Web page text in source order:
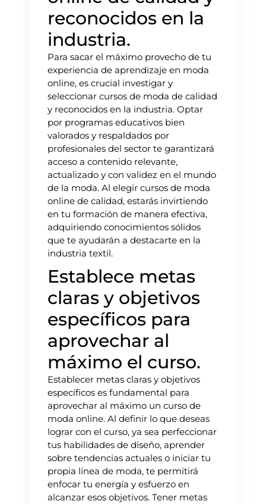
reconocidos en la
industria.
Para sacar el máximo provecho de tu
experiencia de aprendizaje en moda
online, es crucial investigar y
seleccionar cursos de moda de calidad
y reconocidos en la industria. Optar
por programas educativos bien
valorados y respaldados por
profesionales del sector te garantizará
acceso a contenido relevante,
actualizado y con validez en el mundo
de la moda. Al elegir cursos de moda
online de calidad, estarás invirtiendo
en tu formación de manera efectiva,
adquiriendo conocimientos sólidos
que te ayudarán a destacarte en la
industria textil.
Establece metas
claras y objetivos
específicos para
aprovechar al
máximo el curso.
Establecer metas claras y objetivos
específicos es fundamental para
aprovechar al máximo un curso de
moda online. Al definir lo que deseas
lograr con el curso, ya sea perfeccionar
tus habilidades de diseño, aprender
sobre tendencias actuales o iniciar tu
propia línea de moda, te permitirá
enfocar tu energía y esfuerzo en
alcanzar esos objetivos. Tener metas